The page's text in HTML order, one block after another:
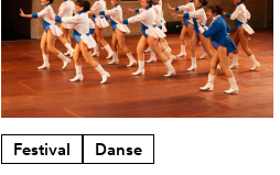
Festival Danse